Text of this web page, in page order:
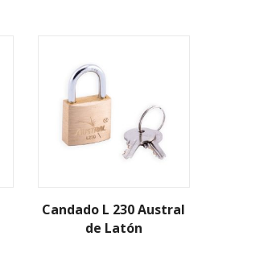
Candado L 230 Austral
de Latón